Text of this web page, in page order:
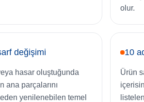
olur.
değişimi
hasar oluştuğunda
ana parçalarını
yenilenebilen temel
10
Ürün